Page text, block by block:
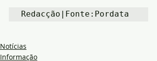
Redacção|Fonte:Pordata
Notícias
Informação